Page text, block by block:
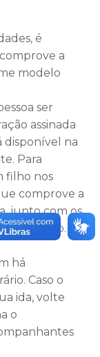
é
a
modelo
ser
assinada
disponível na
Para
filho nos
comprove a
junto com os
vacinação.
há
Caso o
ida, volte
o